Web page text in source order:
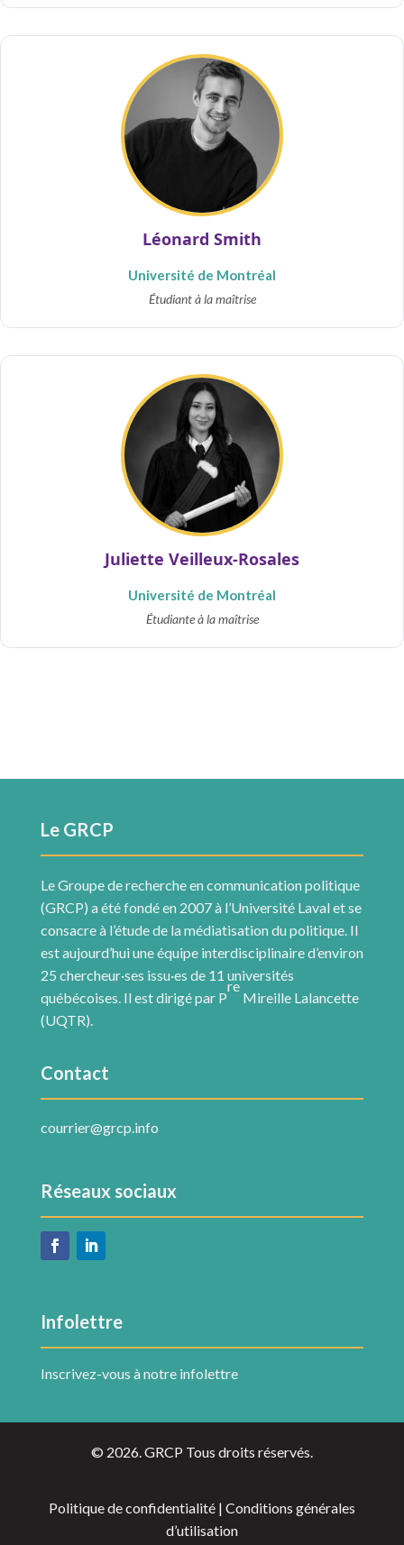
Léonard Smith
Université de Montréal
Étudiant à la maîtrise
Juliette Veilleux-Rosales
Université de Montréal
Étudiante à la maîtrise
Le GRCP
Le Groupe de recherche en communication politique
(GRCP) a été fondé en 2007 à l’Université Laval et se
consacre à l’étude de la médiatisation du politique. Il
est aujourd’hui une équipe interdisciplinaire d’environ
25 chercheur·ses issu·es de 11 universités
québécoises. Il est dirigé par P
re
Mireille Lalancette
(UQTR).
Contact
courrier@grcp.info
Réseaux sociaux
Infolettre
Inscrivez-vous à notre infolettre
© 2026. GRCP Tous droits réservés.
Politique de confidentialité | Conditions générales
d’utilisation